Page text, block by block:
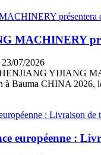
MACHINERY
07/2026
YIJIANG
Bauma CHINA 2026,
européenne :